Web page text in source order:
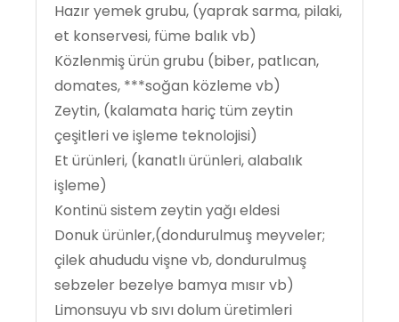
Hazır yemek grubu, (yaprak sarma, pilaki,
et konservesi, füme balık vb)
Közlenmiş ürün grubu (biber, patlıcan,
domates, ***soğan közleme vb)
Zeytin, (kalamata hariç tüm zeytin
çeşitleri ve işleme teknolojisi)
Et ürünleri, (kanatlı ürünleri, alabalık
işleme)
Kontinü sistem zeytin yağı eldesi
Donuk ürünler,(dondurulmuş meyveler;
çilek ahududu vişne vb, dondurulmuş
sebzeler bezelye bamya mısır vb)
Limonsuyu vb sıvı dolum üretimleri